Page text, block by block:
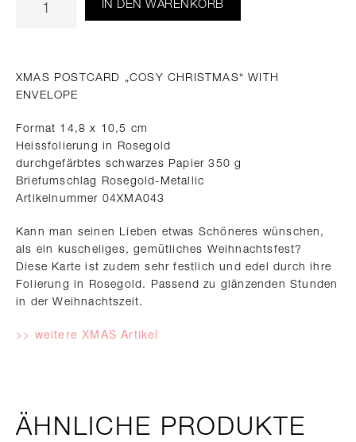
IN DEN WARENKORB
XMAS POSTCARD „COSY CHRISTMAS“ WITH
ENVELOPE
Format 14,8 x 10,5 cm
Heissfolierung in Rosegold
durchgefärbtes schwarzes Papier 350 g
Briefumschlag Rosegold-Metallic
Artikelnummer 04XMA043
Kann man seinen Lieben etwas Schöneres wünschen,
als ein kuscheliges, gemütliches Weihnachtsfest?
Diese Karte ist zudem sehr festlich und edel durch ihre
Folierung in Rosegold. Passend zu glänzenden Stunden
in der Weihnachtszeit.
>> weitere XMAS Artikel
ÄHNLICHE PRODUKTE